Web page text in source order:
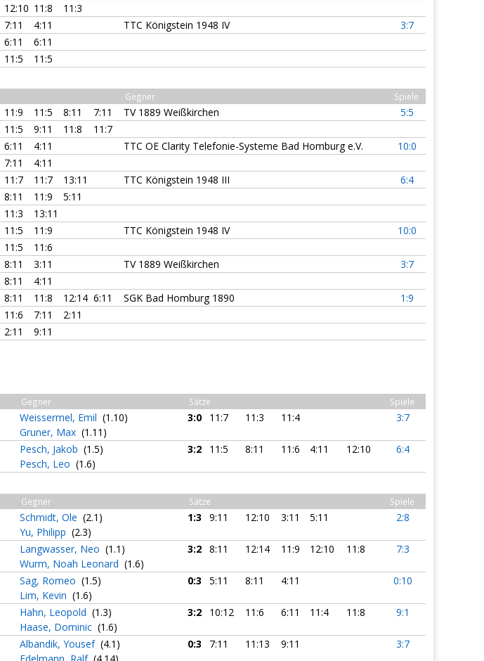
12:10 11:8
11:3
7:11 4:11 TTC Königstein 1948 IV
3:7
6:11
6:11
11:5
11:5
Gegner Spiele
11:9 11:5 8:11 7:11 TV 1889 Weißkirchen
5:5
11:5 9:11 11:8
11:7
6:11 4:11 TTC OE Clarity Telefonie-Systeme Bad Homburg e.V.
10:0
7:11
4:11
11:7 11:7 13:11 TTC Königstein 1948 III
6:4
8:11 11:9
5:11
11:3
13:11
11:5 11:9 TTC Königstein 1948 IV
10:0
11:5
11:6
8:11 3:11 TV 1889 Weißkirchen
3:7
8:11
4:11
8:11 11:8 12:14 6:11 SGK Bad Homburg 1890
1:9
11:6 7:11
2:11
2:11 9:11
Gegner Sätze Spiele
Weissermel, Emil (1.10)
Gruner, Max (1.11)
3:0 11:7 11:3 11:4 3:7
Pesch, Jakob (1.5)
Pesch, Leo (1.6)
3:2 11:5 8:11 11:6 4:11 12:10 6:4
Gegner Sätze Spiele
Schmidt, Ole (2.1)
Yu, Philipp (2.3)
1:3 9:11 12:10 3:11 5:11 2:8
Langwasser, Neo (1.1)
Wurm, Noah Leonard (1.6)
3:2 8:11 12:14 11:9 12:10 11:8 7:3
Sag, Romeo (1.5)
Lim, Kevin (1.6)
0:3 5:11 8:11 4:11 0:10
Hahn, Leopold (1.3)
Haase, Dominic (1.6)
3:2 10:12 11:6 6:11 11:4 11:8 9:1
Albandik, Yousef (4.1)
0:3 7:11 11:13 9:11 3:7